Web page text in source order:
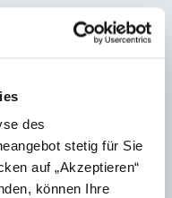
des
stetig für Sie
auf „Akzeptieren“
können Ihre
Daten nur,
lit. b DSGVO, der die
Vertrags oder
Daten
(Nutzungsdaten)